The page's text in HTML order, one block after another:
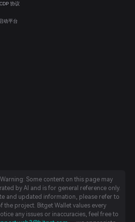
协议
动平台
Some content on this page may
by AI and is for general reference only.
and updated information, please refer to
the project. Bitget Wallet values every
any issues or inaccuracies, feel free to